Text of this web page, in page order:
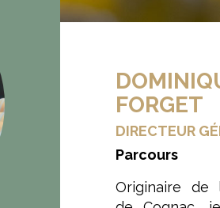
FORGET
DIRECTEUR
Parcours
Originaire de